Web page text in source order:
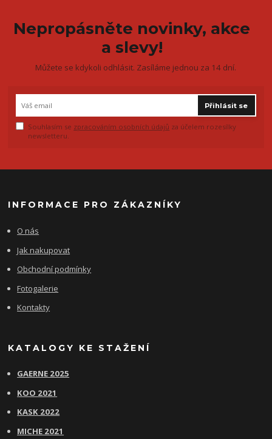
Nepropásněte novinky, akce
a slevy!
Můžete se kdykoli odhlásit. Zasíláme jednou za 14 dní.
Přihlásit se
Souhlasím se zpracováním osobních údajů za účelem rozesílky
newsletteru.
INFORMACE PRO ZÁKAZNÍKY
O nás
Jak nakupovat
Obchodní podmínky
Fotogalerie
Kontakty
KATALOGY KE STAŽENÍ
GAERNE 2025
KOO 2021
KASK 2022
MICHE 2021